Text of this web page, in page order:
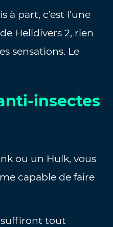
à part, c’est l’une
Helldivers 2, rien
sensations. Le
insectes
ou un Hulk, vous
capable de faire
suffiront tout